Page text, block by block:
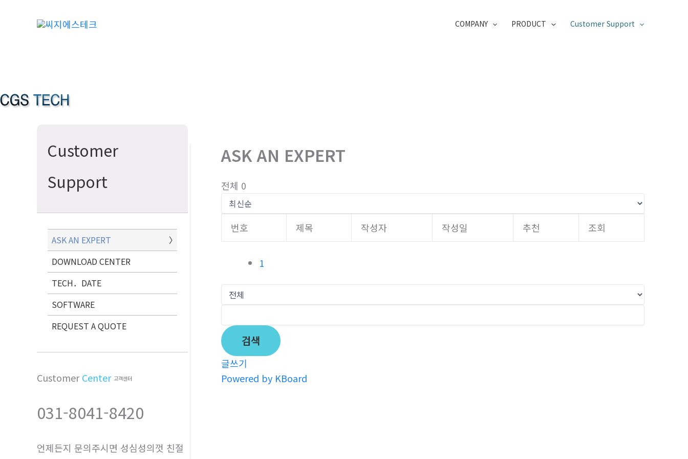
뛰
기
COMPANY PRODUCT Customer Support
Customer
Support
ASK AN EXPERT
DOWNLOAD CENTER
TECH．DATE
SOFTWARE
REQUEST A QUOTE
CustomerCenter 고객센터
031-8041-8420
언제든지 문의주시면 성심성의껏 친절
ASK AN EXPERT
전체 0
번호 제목 작성자 작성일 추천 조회
1
검색
글쓰기
Powered by KBoard